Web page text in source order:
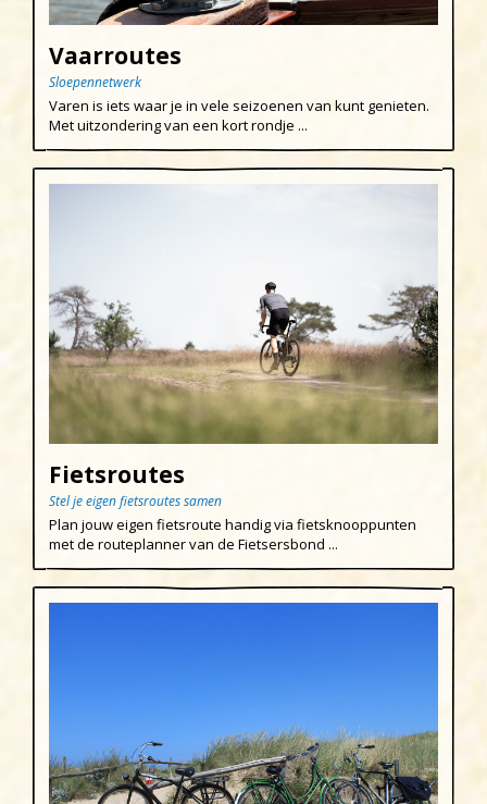
Egmond aan Zee
Groet
Hargen aan Zee
Heemskerk
Heerhugowaard
Regio
Schoorl
Sint Maartenszee
Uitgeest
Wijk aan Zee
Vaarroutes
Sloepennetwerk
Varen is iets waar je in vele seizoenen van kunt genieten.
Met uitzondering van een kort rondje ...
Fietsroutes
Stel je eigen fietsroutes samen
Plan jouw eigen fietsroute handig via fietsknooppunten
met de routeplanner van de Fietsersbond ...